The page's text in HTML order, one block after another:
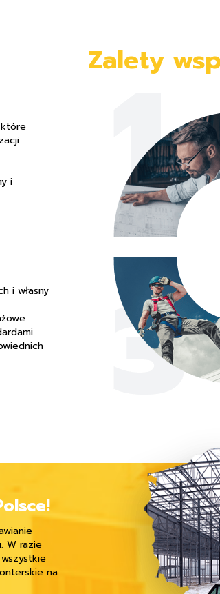
Zalety
które
i
i własny
W razie
na